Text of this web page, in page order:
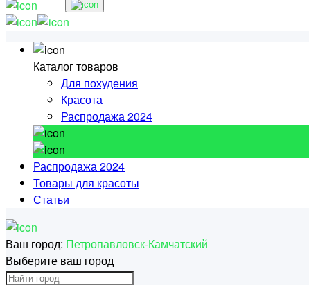
Каталог товаров
Для похудения
Красота
Распродажа 2024
Распродажа 2024
Товары для красоты
Статьи
Ваш город: Петропавловск-Камчатский
Выберите ваш город